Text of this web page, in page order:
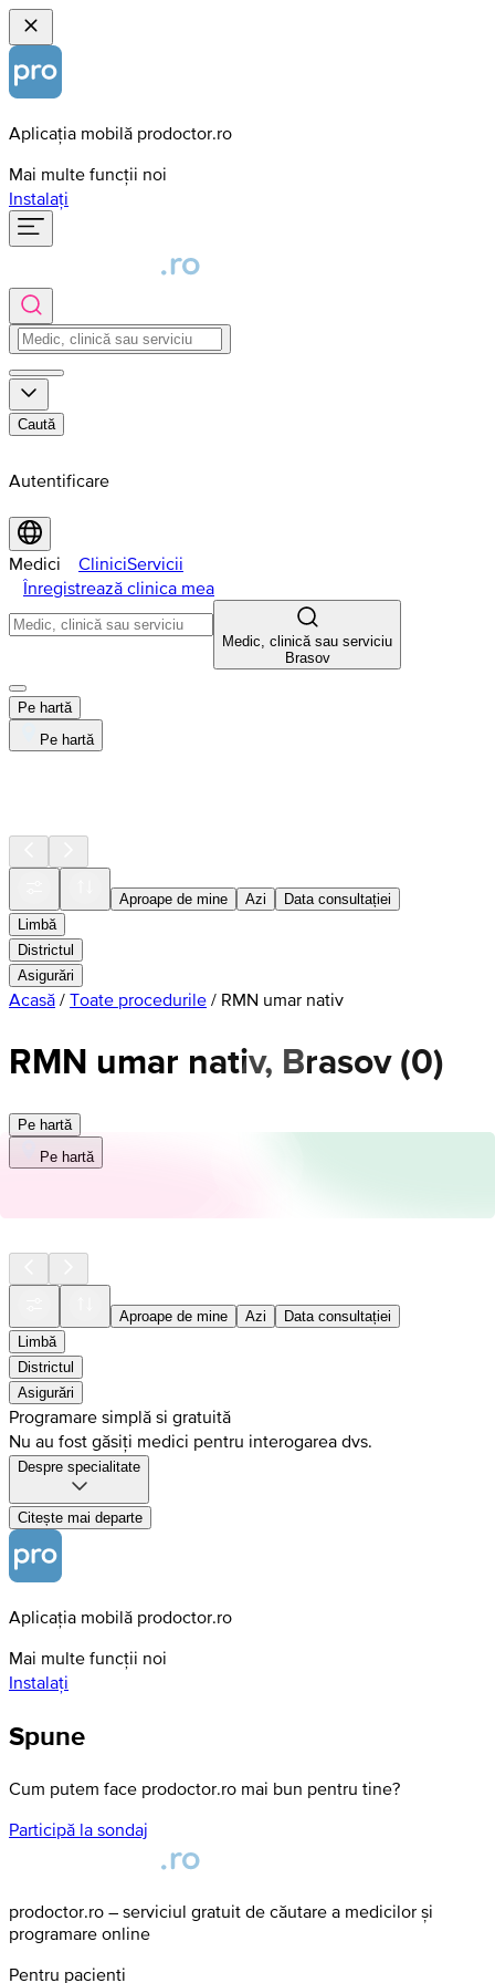
Aplicația mobilă prodoctor.ro
Mai multe funcții noi
Instalați
Caută
Autentificare
Medici CliniciServicii
Înregistrează clinica mea
Medic, clinică sau serviciu
Brasov
Pe hartă
Pe hartă
Aproape de mine Azi
Data consultației
Limbă
Districtul
Asigurări
Acasă / Toate procedurile / RMN umar nativ
RMN umar nativ, Brasov(0)
Pe hartă
Pe hartă
Aproape de mine Azi
Data consultației
Limbă
Districtul
Asigurări
Programare simplă si gratuită
Nu au fost găsiți medici pentru interogarea dvs.
Despre specialitate
Citește mai departe
Aplicația mobilă prodoctor.ro
Mai multe funcții noi
Instalați
Spune
Cum putem face prodoctor.ro mai bun pentru tine?
Participă la sondaj
prodoctor.ro – serviciul gratuit de căutare a medicilor și
programare online
Pentru pacienți